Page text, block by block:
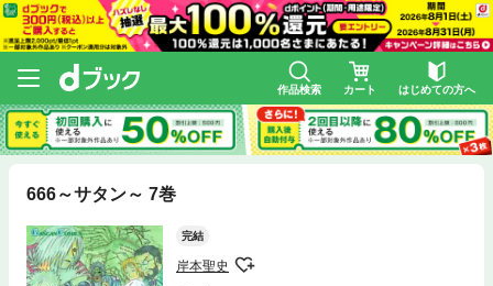
作品検索 カート はじめての方へ
666～サタン～ 7巻
完結
岸本聖史